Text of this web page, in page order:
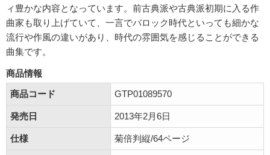
ィ豊かな内容となっています。前古典派や古典派初期に入る作
曲家も取り上げていて、一言でバロック時代といっても細かな
流行や作風の違いがあり、時代の雰囲気を感じることができる
曲集です。
商品情報
商品コード
GTP01089570
発売日 2013年2月6日
仕様 菊倍判縦/64ページ